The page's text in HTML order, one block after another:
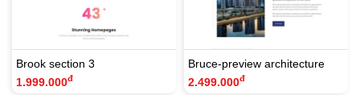
Brook section 3
1.999.000đ
Bruce-preview architecture
2.499.000đ